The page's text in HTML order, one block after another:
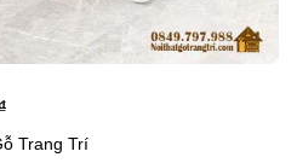
Trang Trí